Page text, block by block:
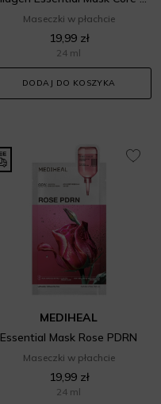
Maseczki w płachcie
19,99 zł
24 ml
DODAJ DO KOSZYKA
MEDIHEAL
Essential Mask Rose PDRN
Maseczki w płachcie
19,99 zł
24 ml